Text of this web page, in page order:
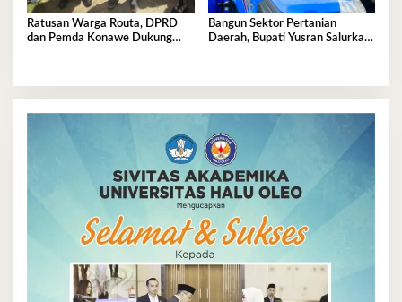
Ratusan Warga Routa, DPRD
dan Pemda Konawe Dukung
Bangun Sektor Pertanian
Daerah, Bupati Yusran Salurkan